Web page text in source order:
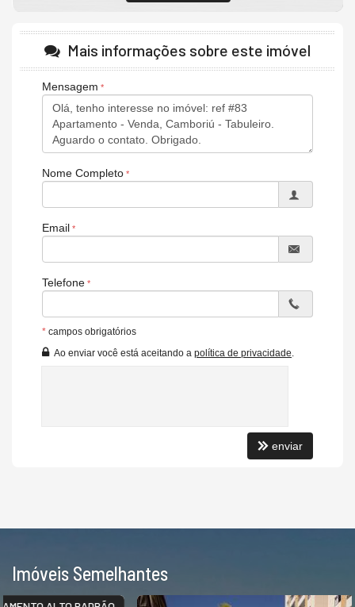
Sala de Estar
Lavabo
Acabamento em Gesso
Características do Empreendimento
Sala de Jogos
Salão de Festas
Quadra Esportiva
Playground
Piscina Infantil
Mais informações sobre este imóvel
Mensagem
Nome Completo
Email
Telefone
* campos obrigatórios
Ao enviar você está aceitando a política de privacidade
enviar
Imóveis Semelhantes